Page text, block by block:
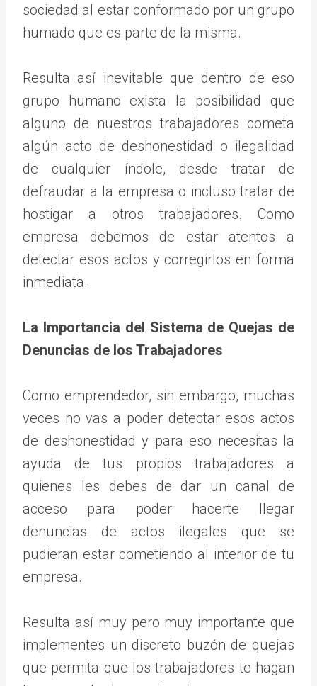
sociedad al estar conformado por un grupo
humado que es parte de la misma.
Resulta así inevitable que dentro de eso
grupo humano exista la posibilidad que
alguno de nuestros trabajadores cometa
algún acto de deshonestidad o ilegalidad
de cualquier índole, desde tratar de
defraudar a la empresa o incluso tratar de
hostigar a otros trabajadores. Como
empresa debemos de estar atentos a
detectar esos actos y corregirlos en forma
inmediata.
La Importancia del Sistema de Quejas de
Denuncias de los Trabajadores
Como emprendedor, sin embargo, muchas
veces no vas a poder detectar esos actos
de deshonestidad y para eso necesitas la
ayuda de tus propios trabajadores a
quienes les debes de dar un canal de
acceso para poder hacerte llegar
denuncias de actos ilegales que se
pudieran estar cometiendo al interior de tu
empresa.
Resulta así muy pero muy importante que
implementes un discreto buzón de quejas
que permita que los trabajadores te hagan